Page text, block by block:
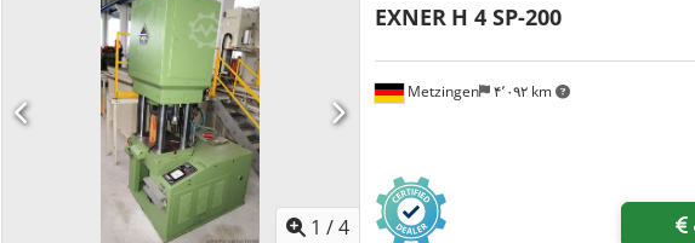
1 /4
Metzingen ۴٬۰۹۲ km
EXNER H 4 SP-200